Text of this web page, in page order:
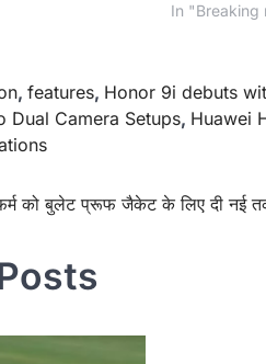
In "Breaking
, features, Honor 9i debuts
Dual Camera Setups, Huawei
को बुलेट प्रूफ जैकेट के लिए दी नई